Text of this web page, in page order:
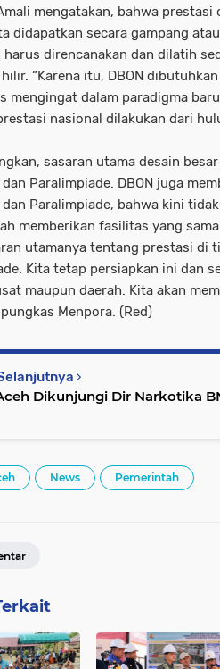
mengatakan, bahwa
didapatkan secara gampang
harus direncanakan dan dilatih
“Karena itu, DBON
mengingat dalam paradigma
nasional dilakukan dari
sasaran utama desain
dan Paralimpiade. DBON juga
dan Paralimpiade, bahwa kini
memberikan fasilitas yang
utamanya tentang prestasi di
Kita tetap persiapkan ini dan
maupun daerah. Kita akan
Menpora. (Red)
Dikunjungi Dir Narkotika
News Pemerintah